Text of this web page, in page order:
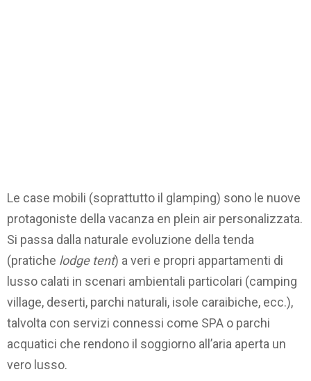
Le case mobili (soprattutto il glamping) sono le nuove
protagoniste della vacanza en plein air personalizzata.
Si passa dalla naturale evoluzione della tenda
(pratiche lodge tent) a veri e propri appartamenti di
lusso calati in scenari ambientali particolari (camping
village, deserti, parchi naturali, isole caraibiche, ecc.),
talvolta con servizi connessi come SPA o parchi
acquatici che rendono il soggiorno all’aria aperta un
vero lusso.